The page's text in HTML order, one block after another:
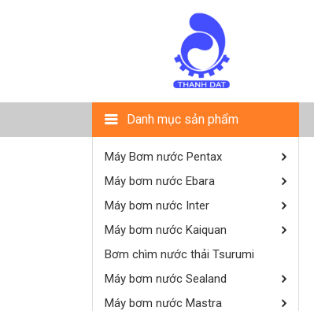
Danh mục sản phẩm
Máy Bơm nước Pentax
Máy bơm nước Ebara
Máy bơm nước Inter
Máy bơm nước Kaiquan
Bơm chìm nước thải Tsurumi
Máy bơm nước Sealand
Máy bơm nước Mastra